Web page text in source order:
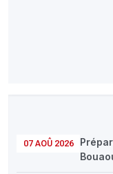
07 AOÛ 2026